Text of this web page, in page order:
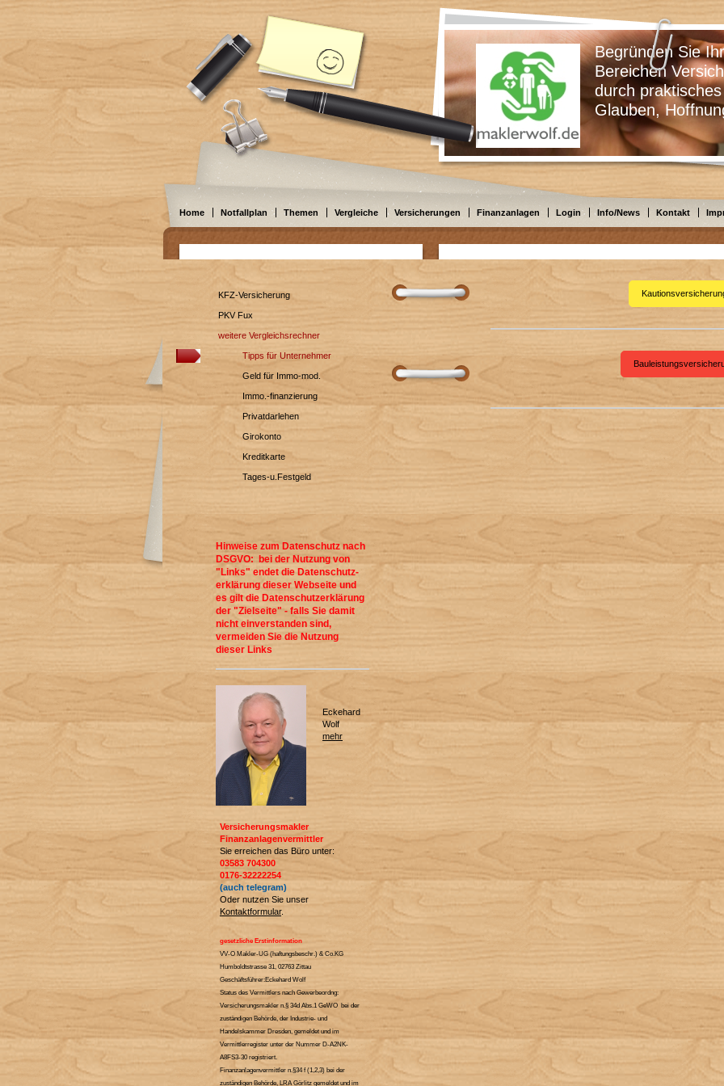
Begründen Sie Ihre
Bereichen
durch praktisches
Glauben, Hoffnung oder
Home Notfallplan Themen Vergleiche Versicherungen Finanzanlagen Login Info/News Kontakt
KFZ-Versicherung
PKV Fux
weitere Vergleichsrechner
Tipps für Unternehmer
Geld für Immo-mod.
Immo.-finanzierung
Privatdarlehen
Girokonto
Kreditkarte
Tages-u.Festgeld
Hinweise zum Datenschutz nach
DSGVO: bei der Nutzung von
"Links" endet die Datenschutz-
erklärung dieser Webseite und
es gilt die Datenschutzerklärung
der "Zielseite" - falls Sie damit
nicht einverstanden sind,
vermeiden Sie die Nutzung
dieser Links
Eckehard
Wolf
mehr
Versicherungsmakler
Finanzanlagenvermittler
Sie erreichen das Büro unter:
03583 704300
0176-32222254
(auch telegram)
Oder nutzen Sie unser
Kontaktformular.
gesetzliche Erstinformation
VV-O Makler-UG (haftungsbeschr.) & Co.KG
Humboldtstrasse 31, 02763 Zittau
Geschäftsführer:Eckehard Wolf
Status des Vermittlers nach Gewerbeordng:
Versicherungsmakler n.§ 34d Abs.1 GeWO bei der
zuständigen Behörde, der Industrie- und
Handelskammer Dresden, gemeldet und im
Vermittlerregister unter der Nummer D-A2NK-
A8FS3-30 registriert.
Finanzanlagenvermittler n.§34 f (1,2,3) bei der
zuständigen Behörde, LRA Görlitz gemeldet und im